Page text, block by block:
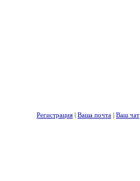
Регистрация | Ваша почта | Ваш чат